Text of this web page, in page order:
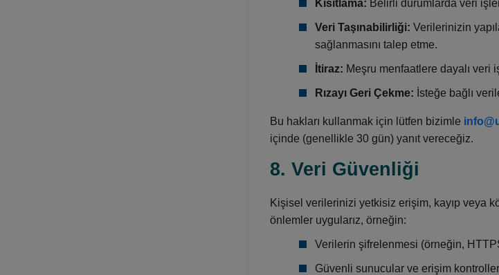
Kısıtlama: Belirli durumlarda veri
Veri Taşınabilirliği: Verilerinizin
sağlanmasını talep etme.
İtiraz: Meşru menfaatlere dayalı veri
Rızayı Geri Çekme: İsteğe bağlı
Bu hakları kullanmak için lütfen bizimle
içinde (genellikle 30 gün) yanıt vereceğiz.
8. Veri Güvenliği
Kişisel verilerinizi yetkisiz erişim, kayıp veya
önlemler uygularız, örneğin:
Verilerin şifrelenmesi (örneğin,
Güvenli sunucular ve erişim